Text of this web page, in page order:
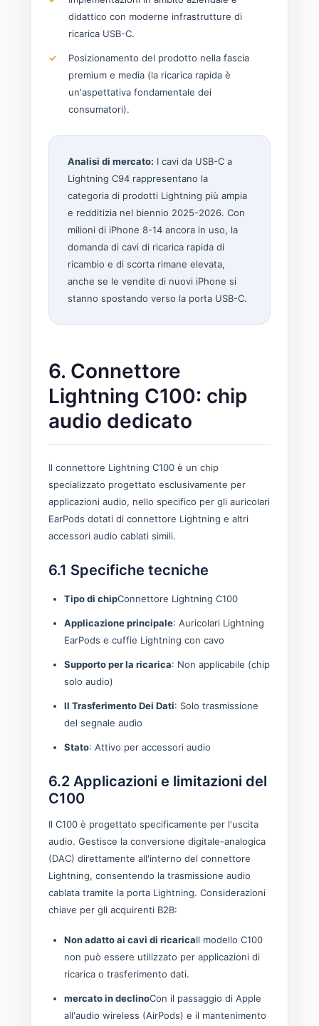
didattico con moderne infrastrutture di
ricarica USB-C.
Posizionamento del prodotto nella fascia
premium e media (la ricarica rapida è
un'aspettativa fondamentale dei
consumatori).
Analisi di mercato: I cavi da USB-C a
Lightning C94 rappresentano la
categoria di prodotti Lightning più ampia
e redditizia nel biennio 2025-2026. Con
milioni di iPhone 8-14 ancora in uso, la
domanda di cavi di ricarica rapida di
ricambio e di scorta rimane elevata,
anche se le vendite di nuovi iPhone si
stanno spostando verso la porta USB-C.
6. Connettore
Lightning C100: chip
audio dedicato
Il connettore Lightning C100 è un chip
specializzato progettato esclusivamente per
applicazioni audio, nello specifico per gli auricolari
EarPods dotati di connettore Lightning e altri
accessori audio cablati simili.
6.1 Specifiche tecniche
Tipo di chipConnettore Lightning C100
Applicazione principale: Auricolari Lightning
EarPods e cuffie Lightning con cavo
Supporto per la ricarica: Non applicabile (chip
solo audio)
Il Trasferimento Dei Dati: Solo trasmissione
del segnale audio
Stato: Attivo per accessori audio
6.2 Applicazioni e limitazioni del
C100
Il C100 è progettato specificamente per l'uscita
audio. Gestisce la conversione digitale-analogica
(DAC) direttamente all'interno del connettore
Lightning, consentendo la trasmissione audio
cablata tramite la porta Lightning. Considerazioni
chiave per gli acquirenti B2B:
Non adatto ai cavi di ricaricaIl modello C100
non può essere utilizzato per applicazioni di
ricarica o trasferimento dati.
mercato in declinoCon il passaggio di Apple
all'audio wireless (AirPods) e il mantenimento